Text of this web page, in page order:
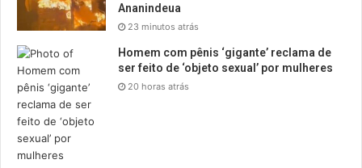
Ananindeua
23 minutos atrás
Homem com pênis ‘gigante’ reclama de
ser feito de ‘objeto sexual’ por mulheres
20 horas atrás